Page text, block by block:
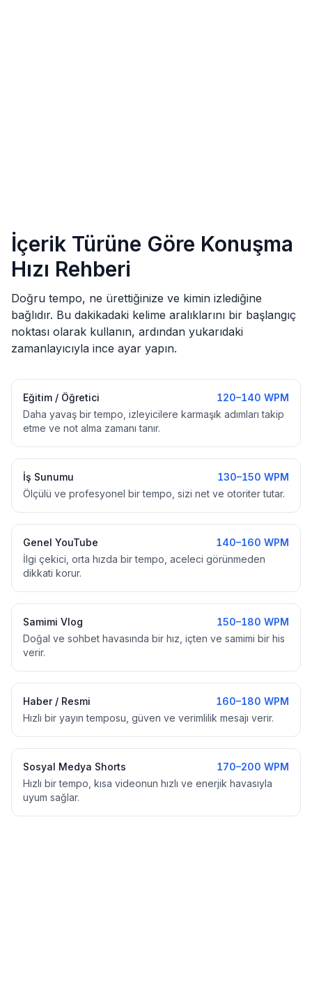
İçerik Türüne Göre Konuşma
Hızı Rehberi
Doğru tempo, ne ürettiğinize ve kimin izlediğine
bağlıdır. Bu dakikadaki kelime aralıklarını bir başlangıç
noktası olarak kullanın, ardından yukarıdaki
zamanlayıcıyla ince ayar yapın.
Eğitim / Öğretici
120–140 WPM
Daha yavaş bir tempo, izleyicilere karmaşık adımları takip
etme ve not alma zamanı tanır.
İş Sunumu
130–150 WPM
Ölçülü ve profesyonel bir tempo, sizi net ve otoriter tutar.
Genel YouTube
140–160 WPM
İlgi çekici, orta hızda bir tempo, aceleci görünmeden
dikkati korur.
Samimi Vlog
150–180 WPM
Doğal ve sohbet havasında bir hız, içten ve samimi bir his
verir.
Haber / Resmi
160–180 WPM
Hızlı bir yayın temposu, güven ve verimlilik mesajı verir.
Sosyal Medya Shorts
170–200 WPM
Hızlı bir tempo, kısa videonun hızlı ve enerjik havasıyla
uyum sağlar.